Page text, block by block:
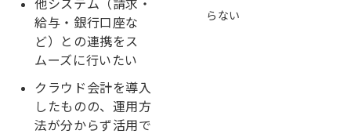
給与・銀行口座な
ど）との連携をス
ムーズに行いたい
クラウド会計を導入
したものの、運用方
法が分からず活用で
らない